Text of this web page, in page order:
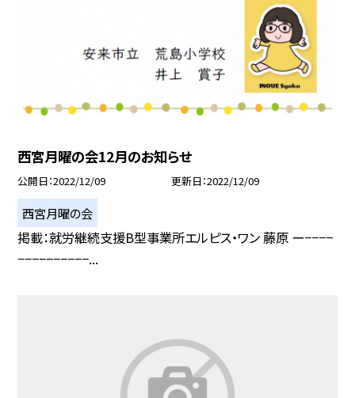
西宮月曜の会12月のお知らせ
公開日 2022/12/09 更新日 2022/12/09
西宮月曜の会
掲載：就労継続支援B型事業所エルピス・ワン 藤原 ー−−−−
−−−−−−−−−−...